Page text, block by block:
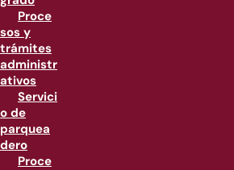
Proce
sos y
trámites
administr
ativos
Servici
o de
parquea
dero
Proce